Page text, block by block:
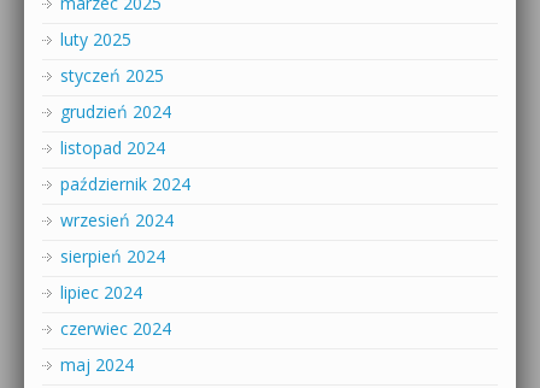
luty 2025
styczeń 2025
grudzień 2024
listopad 2024
październik 2024
wrzesień 2024
sierpień 2024
lipiec 2024
czerwiec 2024
maj 2024